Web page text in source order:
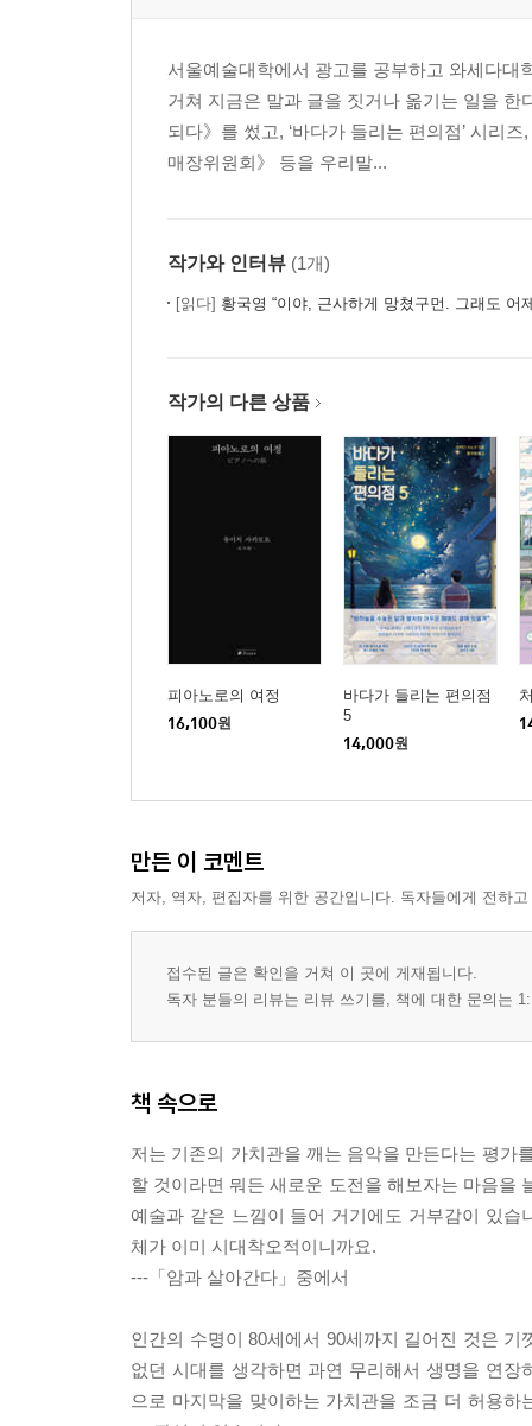
서울예술대학에서 광고를 공부하고 와세다
거쳐 지금은 말과 글을 짓거나 옮기는 일을
되다》를 썼고, ‘바다가 들리는 편의점’ 시리
매장위원회》 등을 우리말...
작가와 인터뷰 (1개)
[읽다] 황국영 “이야, 근사하게 망쳤구먼. 그래도 어
작가의 다른 상품
피아노로의 여정
16,100원
바다가 들리는 편의점
5
14,000원
만든 이 코멘트
저자, 역자, 편집자를 위한 공간입니다. 독자들에게 전하
접수된 글은 확인을 거쳐 이 곳에 게재됩니다.
독자 분들의 리뷰는 리뷰 쓰기를, 책에 대한 문의는
책 속으로
저는 기존의 가치관을 깨는 음악을 만든다는 평가
할 것이라면 뭐든 새로운 도전을 해보자는 마음을
예술과 같은 느낌이 들어 거기에도 거부감이 있
체가 이미 시대착오적이니까요.
---「암과 살아간다」중에서
인간의 수명이 80세에서 90세까지 길어진 것은
없던 시대를 생각하면 과연 무리해서 생명을 연
으로 마지막을 맞이하는 가치관을 조금 더 허용